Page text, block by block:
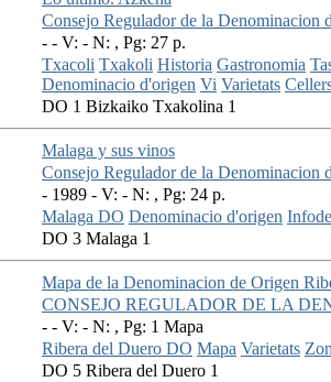
Consejo Regulador de la
- - V: - N: , Pg: 27 p.
Txacoli Txakoli Historia Gastronomia
Denominacio d'origen Vi Varietats
DO 1 Bizkaiko Txakolina 1
Malaga y sus vinos
Consejo Regulador de la Denominacion
- 1989 - V: - N: , Pg: 24 p.
Malaga DO Denominacio d'origen
DO 3 Malaga 1
Mapa de la Denominacion de Origen
CONSEJO REGULADOR DE LA
- - V: - N: , Pg: 1 Mapa
Ribera del Duero DO Mapa Varietats
DO 5 Ribera del Duero 1